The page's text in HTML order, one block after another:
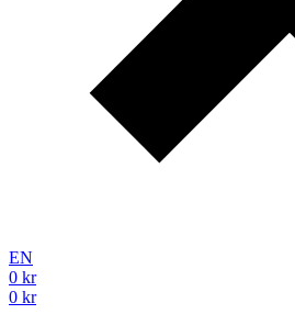
EN
0 kr
0 kr